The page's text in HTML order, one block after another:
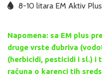
8-10 litara EM Aktiv
Napomena: sa EM plus
druge vrste đubriva
(herbicidi, pesticidi i sl.) i
računa o karenci tih